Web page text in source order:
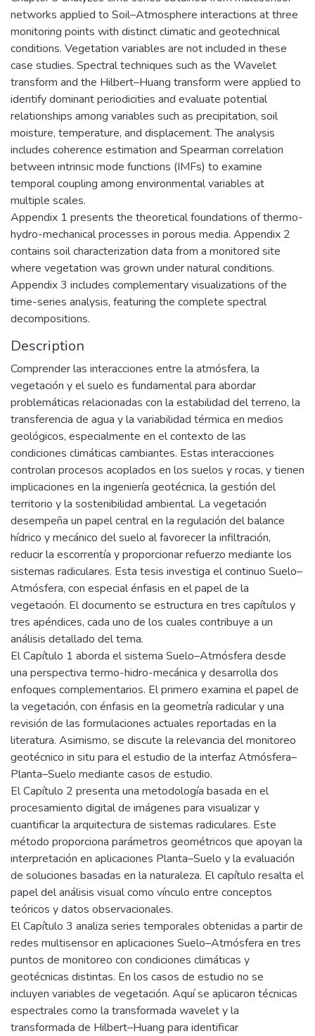
networks applied to Soil–Atmosphere interactions at three
monitoring points with distinct climatic and geotechnical
conditions. Vegetation variables are not included in these
case studies. Spectral techniques such as the Wavelet
transform and the Hilbert–Huang transform were applied to
identify dominant periodicities and evaluate potential
relationships among variables such as precipitation, soil
moisture, temperature, and displacement. The analysis
includes coherence estimation and Spearman correlation
between intrinsic mode functions (IMFs) to examine
temporal coupling among environmental variables at
multiple scales.
Appendix 1 presents the theoretical foundations of thermo-
hydro-mechanical processes in porous media. Appendix 2
contains soil characterization data from a monitored site
where vegetation was grown under natural conditions.
Appendix 3 includes complementary visualizations of the
time-series analysis, featuring the complete spectral
decompositions.
Description
Comprender las interacciones entre la atmósfera, la
vegetación y el suelo es fundamental para abordar
problemáticas relacionadas con la estabilidad del terreno, la
transferencia de agua y la variabilidad térmica en medios
geológicos, especialmente en el contexto de las
condiciones climáticas cambiantes. Estas interacciones
controlan procesos acoplados en los suelos y rocas, y tienen
implicaciones en la ingeniería geotécnica, la gestión del
territorio y la sostenibilidad ambiental. La vegetación
desempeña un papel central en la regulación del balance
hídrico y mecánico del suelo al favorecer la infiltración,
reducir la escorrentía y proporcionar refuerzo mediante los
sistemas radiculares. Esta tesis investiga el continuo Suelo–
Atmósfera, con especial énfasis en el papel de la
vegetación. El documento se estructura en tres capítulos y
tres apéndices, cada uno de los cuales contribuye a un
análisis detallado del tema.
El Capítulo 1 aborda el sistema Suelo–Atmósfera desde
una perspectiva termo-hidro-mecánica y desarrolla dos
enfoques complementarios. El primero examina el papel de
la vegetación, con énfasis en la geometría radicular y una
revisión de las formulaciones actuales reportadas en la
literatura. Asimismo, se discute la relevancia del monitoreo
geotécnico in situ para el estudio de la interfaz Atmósfera–
Planta–Suelo mediante casos de estudio.
El Capítulo 2 presenta una metodología basada en el
procesamiento digital de imágenes para visualizar y
cuantificar la arquitectura de sistemas radiculares. Este
método proporciona parámetros geométricos que apoyan la
interpretación en aplicaciones Planta–Suelo y la evaluación
de soluciones basadas en la naturaleza. El capítulo resalta el
papel del análisis visual como vínculo entre conceptos
teóricos y datos observacionales.
El Capítulo 3 analiza series temporales obtenidas a partir de
redes multisensor en aplicaciones Suelo–Atmósfera en tres
puntos de monitoreo con condiciones climáticas y
geotécnicas distintas. En los casos de estudio no se
incluyen variables de vegetación. Aquí se aplicaron técnicas
espectrales como la transformada wavelet y la
transformada de Hilbert–Huang para identificar